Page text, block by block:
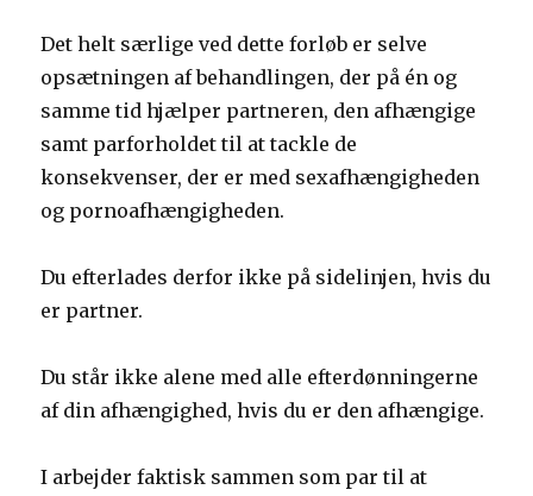
Det helt særlige ved dette forløb er selve
opsætningen af behandlingen, der på én og
samme tid hjælper partneren, den afhængige
samt parforholdet til at tackle de
konsekvenser, der er med sexafhængigheden
og pornoafhængigheden.
Du efterlades derfor ikke på sidelinjen, hvis du
er partner.
Du står ikke alene med alle efterdønningerne
af din afhængighed, hvis du er den afhængige.
I arbejder faktisk sammen som par til at